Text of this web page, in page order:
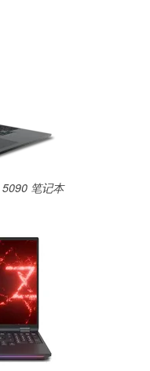
笔记本